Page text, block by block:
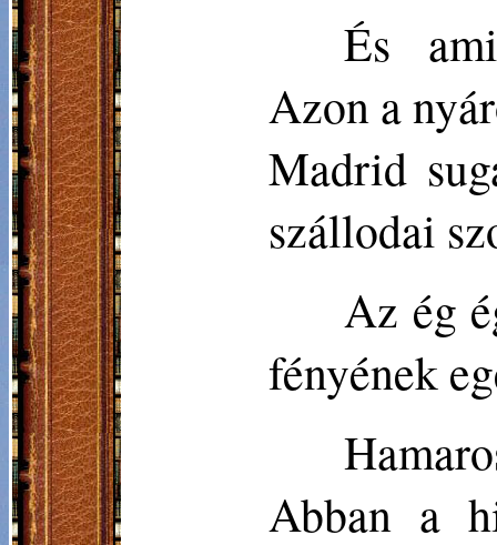
És
Azon a
Madrid
szállodai
Az ég
fényének
Abban a